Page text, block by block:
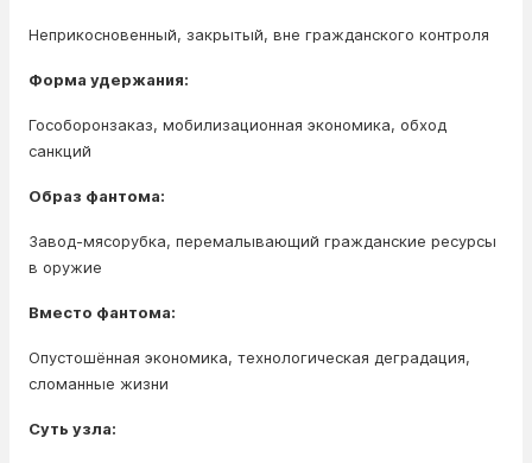
Неприкосновенный, закрытый, вне гражданского контроля
Форма удержания:
Гособоронзаказ, мобилизационная экономика, обход
санкций
Образ фантома:
Завод-мясорубка, перемалывающий гражданские ресурсы
в оружие
Вместо фантома:
Опустошённая экономика, технологическая деградация,
сломанные жизни
Суть узла: